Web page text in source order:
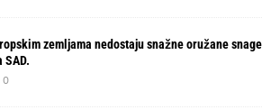
zemljama nedostaju snažne oružane snage
SAD.
0